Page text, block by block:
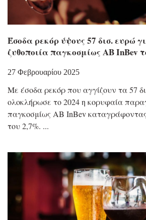
Έσοδα ρεκόρ ύψους 57 δισ. ευρώ
ζυθοποιία παγκοσμίως AB InBev
27 Φεβρουαρίου 2025
Με έσοδα ρεκόρ που αγγίζουν τα 57
ολοκλήρωσε το 2024 η κορυφαία
παγκοσμίως AB InBev
του 2,7%.